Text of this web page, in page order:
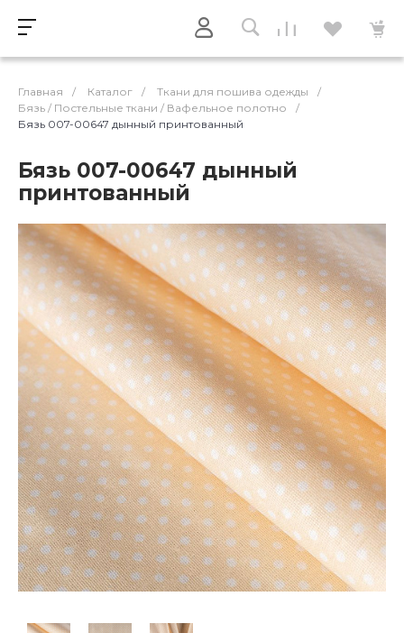
Главная / Каталог / Ткани для пошива одежды
/
Бязь / Постельные ткани / Вафельное полотно
/
Бязь 007-00647 дынный принтованный
Бязь 007-00647 дынный
принтованный